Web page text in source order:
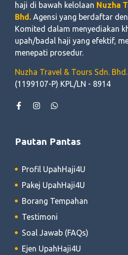
haji di bawah kelolaan Nuzha
Bhd. Agensi yang berdaftar
Komited dalam menyediakan
upah/badal haji yang efektif,
menepati prosedur.
Nuzha Travel & Tours Sdn. Bhd.
(1199107-P) KPL/LN - 8914
Pautan Pantas
Profil UpahHaji4U
Pakej UpahHaji4U
Borang Tempahan
Testimoni
Soal Jawab (FAQs)
Ejen UpahHaji4U